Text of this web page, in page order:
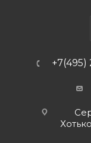
+7(495)